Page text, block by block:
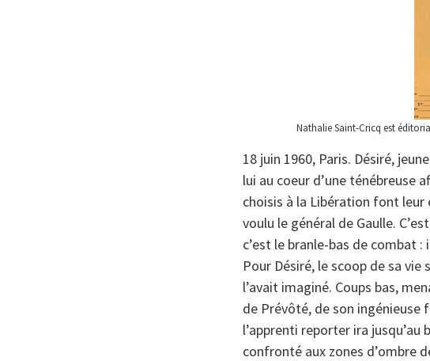
Nathalie Saint-Cricq est
18 juin 1960, Paris. Désiré,
lui au coeur d’une ténébreuse
choisis à la Libération font leur
voulu le général de Gaulle.
c’est le branle-bas de combat
Pour Désiré, le scoop de sa
l’avait imaginé. Coups bas,
de Prévôté, de son
l’apprenti reporter ira
confronté aux zones d’ombre